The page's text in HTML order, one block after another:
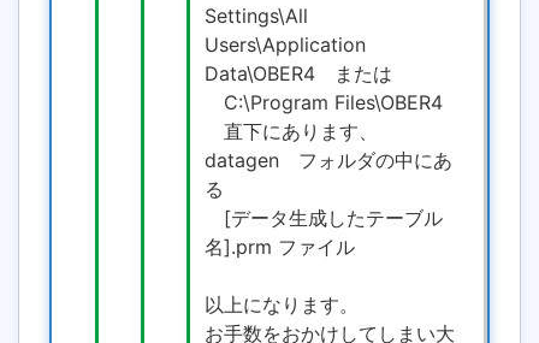
Settings\All
Users\Application
Data\OBER4 または
C:\Program Files\OBER4
直下にあります、
datagen フォルダの中にあ
る
[データ生成したテーブル
名].prm ファイル
以上になります。
お手数をおかけしてしまい大